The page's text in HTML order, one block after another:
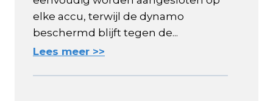
elke accu, terwijl de dynamo
beschermd blijft tegen de...
Lees meer >>